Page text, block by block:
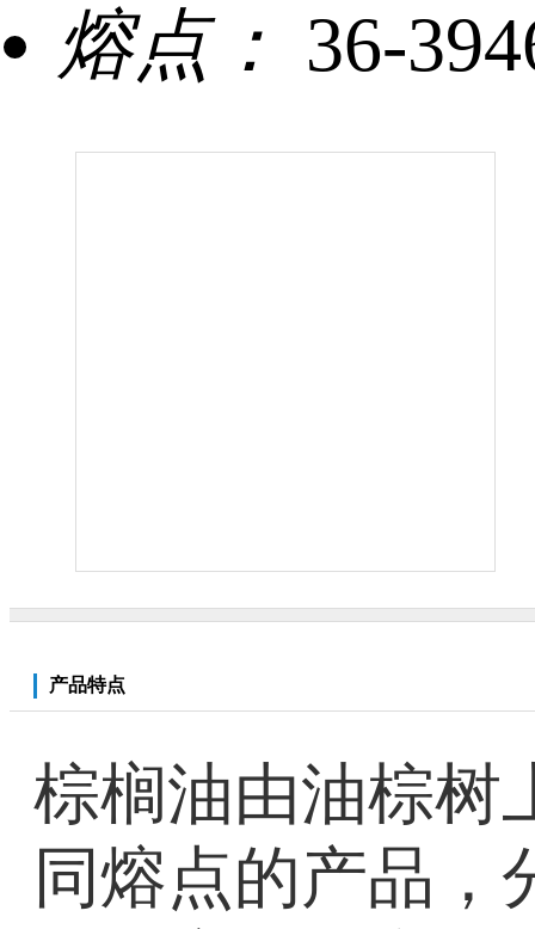
熔点： 36-
产品特点
棕榈油由油棕树
同熔点的产品